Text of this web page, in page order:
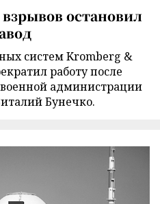
остановил
систем Kromberg &
работу после
администрации
Бунечко.